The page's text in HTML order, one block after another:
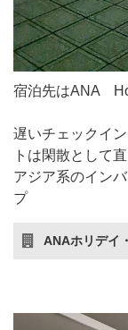
宿泊先はANA
遅いチェックイ
トは閑散として
アジア系のイン
プ
ANAホリデイ